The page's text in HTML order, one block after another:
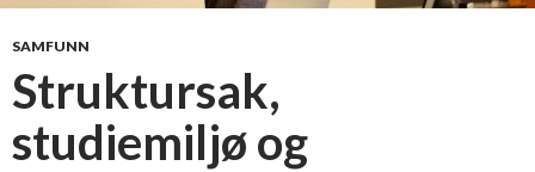
e
SAMFUNN
Struktursak,
studiemiljø og